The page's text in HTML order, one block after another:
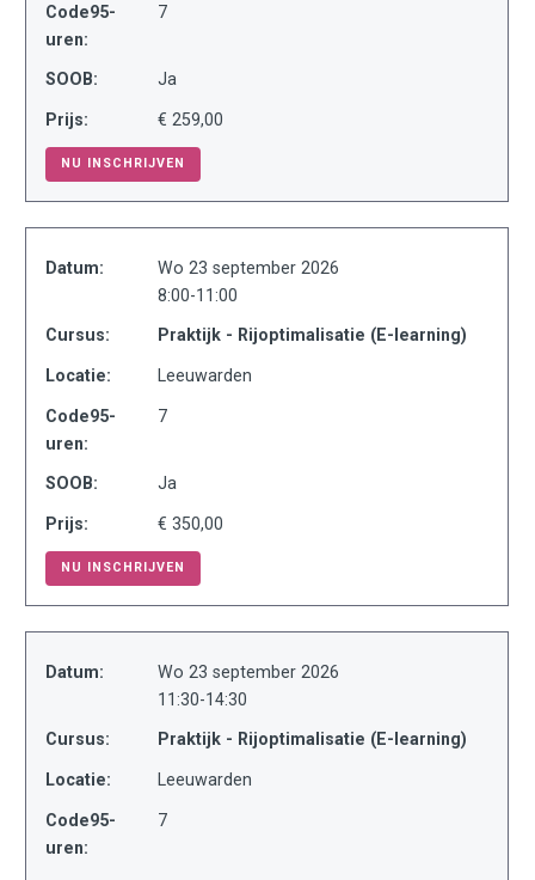
Code95-
uren:
7
SOOB: Ja
Prijs: € 259,00
NU INSCHRIJVEN
Datum:
Wo 23 september 2026
8:00-11:00
Cursus: Praktijk - Rijoptimalisatie (E-learning)
Locatie: Leeuwarden
Code95-
uren:
7
SOOB: Ja
Prijs: € 350,00
NU INSCHRIJVEN
Datum:
Wo 23 september 2026
11:30-14:30
Cursus: Praktijk - Rijoptimalisatie (E-learning)
Locatie: Leeuwarden
Code95-
uren:
7